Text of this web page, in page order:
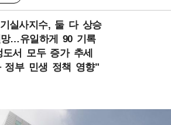
실사지수, 둘 다 상승
…유일하게 90 기록
도서 모두 증가 추세
정부 민생 정책 영향"